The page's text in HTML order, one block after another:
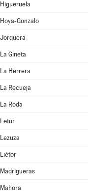
Higueruela
Hoya-Gonzalo
Jorquera
La Gineta
La Herrera
La Recueja
La Roda
Letur
Lezuza
Liétor
Madrigueras
Mahora